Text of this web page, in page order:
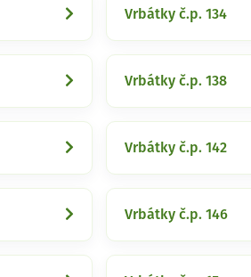
Vrbátky č.p. 134
Vrbátky č.p. 138
Vrbátky č.p. 142
Vrbátky č.p. 146